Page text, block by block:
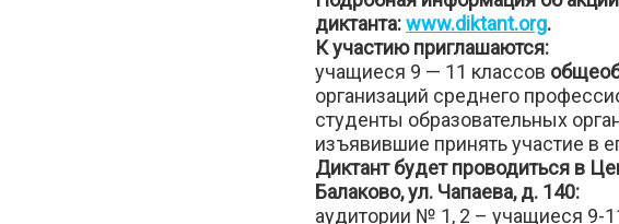
диктанта:www.diktant.org.
К участию приглашаются:
учащиеся 9 — 11 классов
организаций среднего
студенты образовательных
изъявившие принять участие в
Диктант будет проводиться в
Балаково, ул. Чапаева, д. 140:
аудитории № 1, 2 – учащиеся 9-